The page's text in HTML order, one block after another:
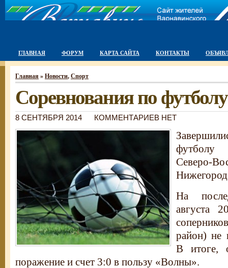
ГЛАВНАЯ ФОРУМ КАРТА САЙТА КОНТАКТЫ
Главная » Новости, Спорт
Соревнования по футболу
8 СЕНТЯБРЯ 2014 КОММЕНТАРИЕВ НЕТ
футболу
Северо-
На
августа
район) не
В итоге,
поражение и счет 3:0 в пользу «Волны».